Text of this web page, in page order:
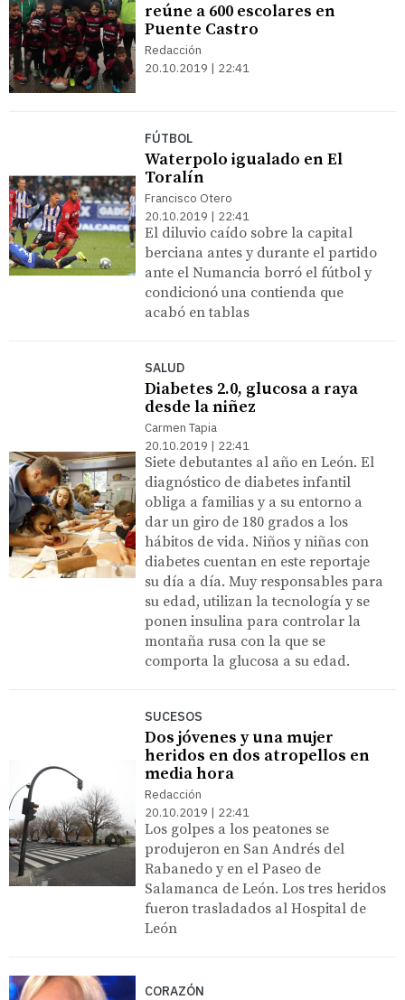
reúne a 600 escolares en
Puente Castro
Redacción
20.10.2019 | 22:41
FÚTBOL
Waterpolo igualado en El
Toralín
Francisco Otero
20.10.2019 | 22:41
El diluvio caído sobre la capital
berciana antes y durante el partido
ante el Numancia borró el fútbol y
condicionó una contienda que
acabó en tablas
SALUD
Diabetes 2.0, glucosa a raya
desde la niñez
Carmen Tapia
20.10.2019 | 22:41
Siete debutantes al año en León. El
diagnóstico de diabetes infantil
obliga a familias y a su entorno a
dar un giro de 180 grados a los
hábitos de vida. Niños y niñas con
diabetes cuentan en este reportaje
su día a día. Muy responsables para
su edad, utilizan la tecnología y se
ponen insulina para controlar la
montaña rusa con la que se
comporta la glucosa a su edad.
SUCESOS
Dos jóvenes y una mujer
heridos en dos atropellos en
media hora
Redacción
20.10.2019 | 22:41
Los golpes a los peatones se
produjeron en San Andrés del
Rabanedo y en el Paseo de
Salamanca de León. Los tres heridos
fueron trasladados al Hospital de
León
CORAZÓN